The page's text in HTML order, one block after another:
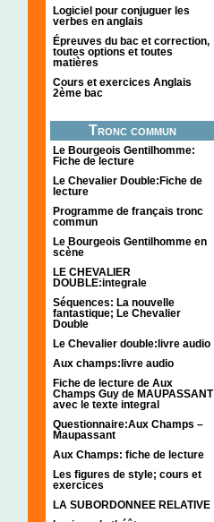
Logiciel pour conjuguer les
verbes en anglais
Épreuves du bac et correction,
toutes options et toutes
matières
Cours et exercices Anglais
2ème bac
Tronc commun
Le Bourgeois Gentilhomme:
Fiche de lecture
Le Chevalier Double:Fiche de
lecture
Programme de français tronc
commun
Le Bourgeois Gentilhomme en
scène
LE CHEVALIER
DOUBLE:integrale
Séquences: La nouvelle
fantastique; Le Chevalier
Double
Le Chevalier double:livre audio
Aux champs:livre audio
Fiche de lecture de Aux
Champs Guy de MAUPASSANT
avec le texte integral
Questionnaire:Aux Champs –
Maupassant
Aux Champs: fiche de lecture
Les figures de style; cours et
exercices
LA SUBORDONNEE RELATIVE